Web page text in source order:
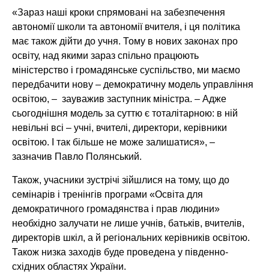
«Зараз наші кроки спрямовані на забезпечення
автономії школи та автономії вчителя, і ця політика
має також дійти до учня. Тому в нових законах про
освіту, над якими зараз спільно працюють
міністерство і громадянське суспільство, ми маємо
передбачити нову – демократичну модель управління
освітою, – зауважив заступник міністра. – Адже
сьогоднішня модель за суттю є тоталітарною: в ній
невільні всі – учні, вчителі, директори, керівники
освітою. І так більше не може залишатися», –
зазначив Павло Полянський.
Також, учасники зустрічі зійшлися на тому, що до
семінарів і тренінгів програми «Освіта для
демократичного громадянства і прав людини»
необхідно залучати не лише учнів, батьків, вчителів,
директорів шкіл, а й регіональних керівників освітою.
Також низка заходів буде проведена у південно-
східних областях України.